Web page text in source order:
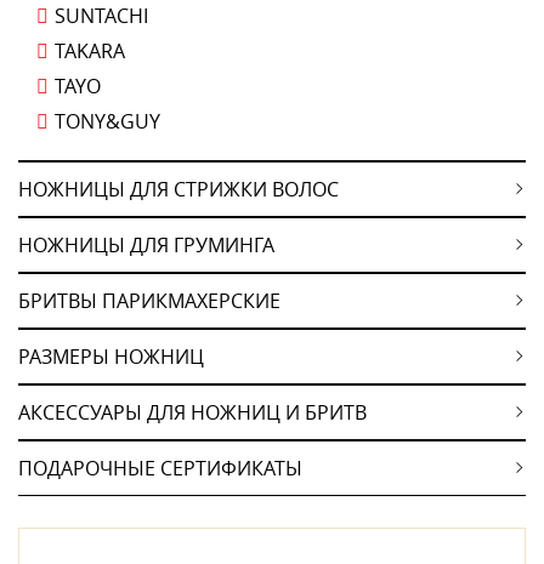
SUNTACHI
TAKARA
TAYO
TONY&GUY
НОЖНИЦЫ ДЛЯ СТРИЖКИ ВОЛОС
НОЖНИЦЫ ДЛЯ ГРУМИНГА
БРИТВЫ ПАРИКМАХЕРСКИЕ
РАЗМЕРЫ НОЖНИЦ
АКСЕССУАРЫ ДЛЯ НОЖНИЦ И БРИТВ
ПОДАРОЧНЫЕ СЕРТИФИКАТЫ